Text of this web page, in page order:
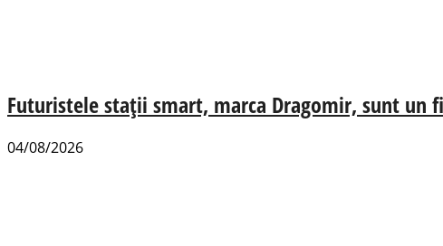
Futuristele stații smart, marca Dragomir, sunt un
04/08/2026